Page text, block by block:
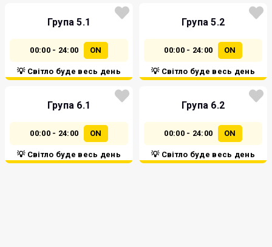
Група 5.1
00:00 - 24:00 ON
💡 Світло буде весь день
Група 5.2
00:00 - 24:00 ON
💡 Світло буде весь день
Група 6.1
00:00 - 24:00 ON
💡 Світло буде весь день
Група 6.2
00:00 - 24:00 ON
💡 Світло буде весь день